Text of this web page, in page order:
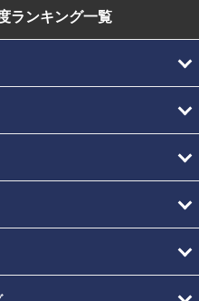
ランキング一覧